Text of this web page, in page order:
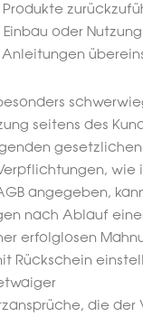
Einbau oder
seitens des
wie
angegeben,
nach Ablauf einer
erfolglosen
Rückschein
die der